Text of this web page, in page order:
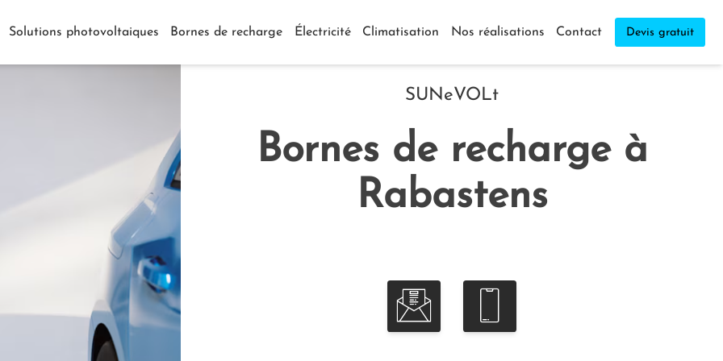
Solutions photovoltaiques Bornes de recharge Électricité Climatisation Nos réalisations Contact Devis gratuit
SUNeVOLt
Bornes de recharge à
Rabastens